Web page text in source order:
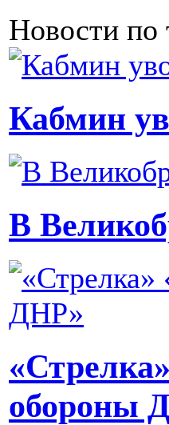
Новости по
Кабмин
В
обороны